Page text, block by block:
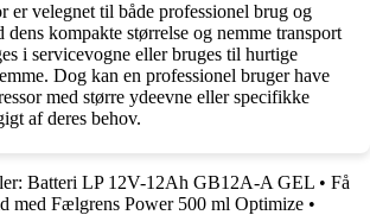
er velegnet til både professionel brug og
kompakte størrelse og nemme transport
i servicevogne eller bruges til hurtige
Dog kan en professionel bruger have
med større ydeevne eller specifikke
af deres behov.
Batteri LP 12V-12Ah GB12A-A GEL • Få
med Fælgrens Power 500 ml Optimize •